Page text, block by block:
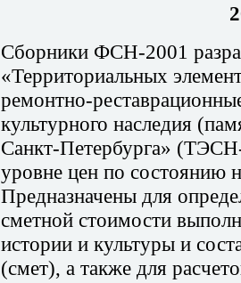
Сборники ФСН-2001
«Территориальных
ремонтно-
культурного наследия
Санкт-Петербурга» (ТЭСН
уровне цен по состоянию
Предназначены для
сметной стоимости
истории и культуры и
(смет), а также для